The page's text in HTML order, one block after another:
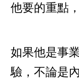
他要的重點
如果他是事
驗，不論是